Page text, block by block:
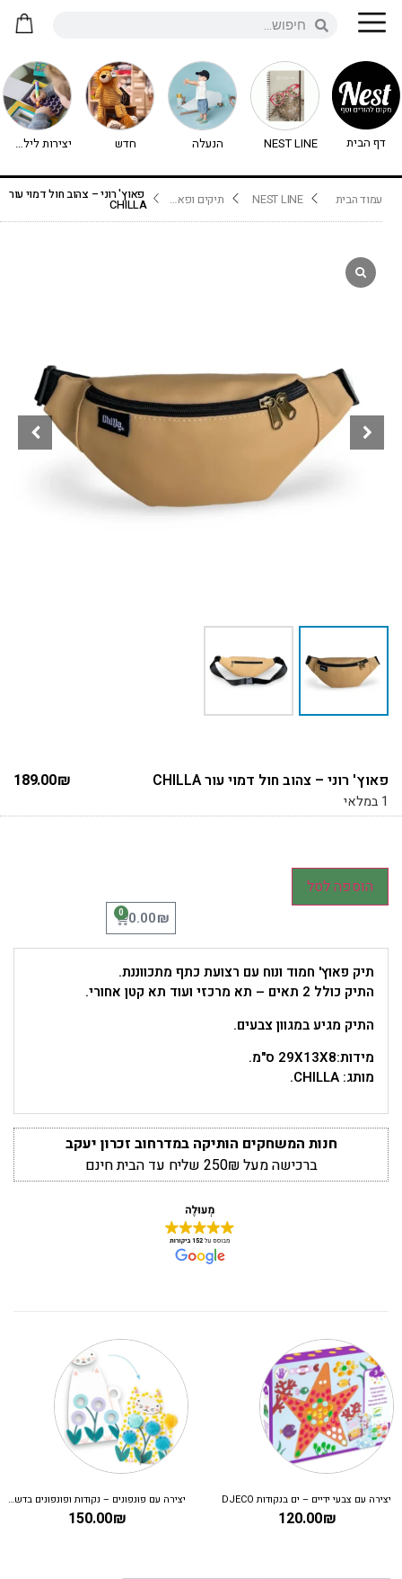
דף הבית NEST LINE הנעלה חדש יצירות לילדים - יצירה לילדים
עמוד הבית NEST LINE תיקים ופאוצ'ים פאוץ' רוני – צהוב חול דמוי עור
CHILLA
פאוץ' רוני – צהוב חול דמוי עור CHILLA 189.00₪
1 במלאי
הוספה לסל
0.00₪
0
תיק פאוץ' חמוד ונוח עם רצועת כתף מתכווננת.
התיק כולל 2 תאים – תא מרכזי ועוד תא קטן אחורי.
התיק מגיע במגוון צבעים.
מידות:29X13X8 ס"מ.
מותג: CHILLA.
חנות המשחקים הותיקה במדרחוב זכרון יעקב
ברכישה מעל 250₪ שליח עד הבית חינם
יצירה עם צבעי ידיים – ים בנקודות DJECO
120.00₪
יצירה עם פונפונים – נקודות ופונפונים בדשא DJECO
150.00₪